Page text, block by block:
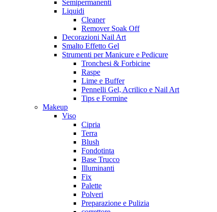
Semipermanenti
Liquidi
Cleaner
Remover Soak Off
Decorazioni Nail Art
Smalto Effetto Gel
Strumenti per Manicure e Pedicure
Tronchesi & Forbicine
Raspe
Lime e Buffer
Pennelli Gel, Acrilico e Nail Art
Tips e Formine
Makeup
Viso
Cipria
Terra
Blush
Fondotinta
Base Trucco
Illuminanti
Fix
Palette
Polveri
Preparazione e Pulizia